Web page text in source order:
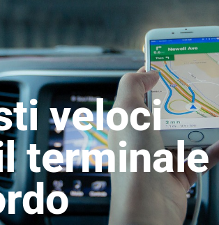
veloci
terminale